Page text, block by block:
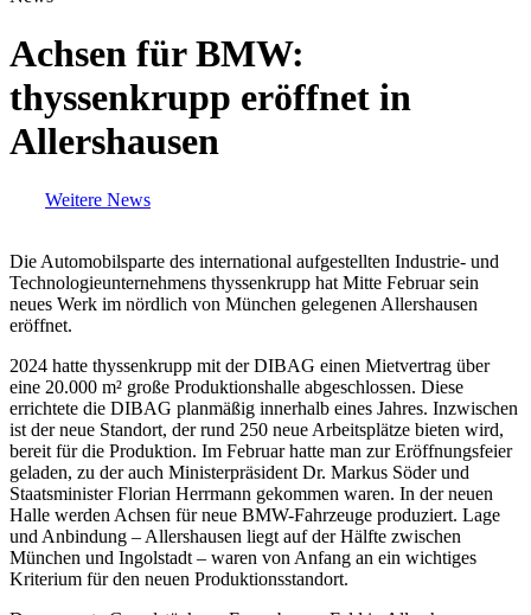
Achsen für BMW:
thyssenkrupp eröffnet in
Allershausen
Weitere News
Die Automobilsparte des international aufgestellten Industrie- und
Technologieunternehmens thyssenkrupp hat Mitte Februar sein
neues Werk im nördlich von München gelegenen Allershausen
eröffnet.
2024 hatte thyssenkrupp mit der DIBAG einen Mietvertrag über
eine 20.000 m² große Produktionshalle abgeschlossen. Diese
errichtete die DIBAG planmäßig innerhalb eines Jahres. Inzwischen
ist der neue Standort, der rund 250 neue Arbeitsplätze bieten wird,
bereit für die Produktion. Im Februar hatte man zur Eröffnungsfeier
geladen, zu der auch Ministerpräsident Dr. Markus Söder und
Staatsminister Florian Herrmann gekommen waren. In der neuen
Halle werden Achsen für neue BMW-Fahrzeuge produziert. Lage
und Anbindung – Allershausen liegt auf der Hälfte zwischen
München und Ingolstadt – waren von Anfang an ein wichtiges
Kriterium für den neuen Produktionsstandort.